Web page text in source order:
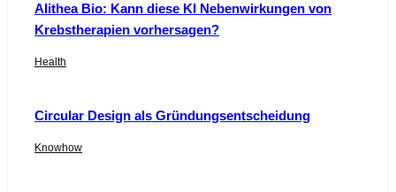
Alithea Bio: Kann diese KI Nebenwirkungen von
Krebstherapien vorhersagen?
Health
Circular Design als Gründungsentscheidung
Knowhow